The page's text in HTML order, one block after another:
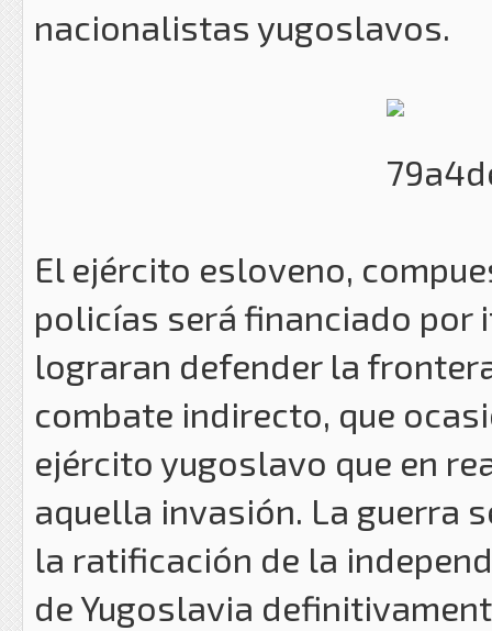
nacionalistas yugoslavos.
El ejército esloveno,
policías será financiado por
lograran defender la
combate indirecto, que
ejército yugoslavo que en
aquella invasión. La guerra
la ratificación de la
de Yugoslavia